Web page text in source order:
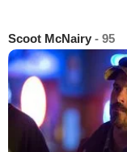
Scoot McNairy - 95